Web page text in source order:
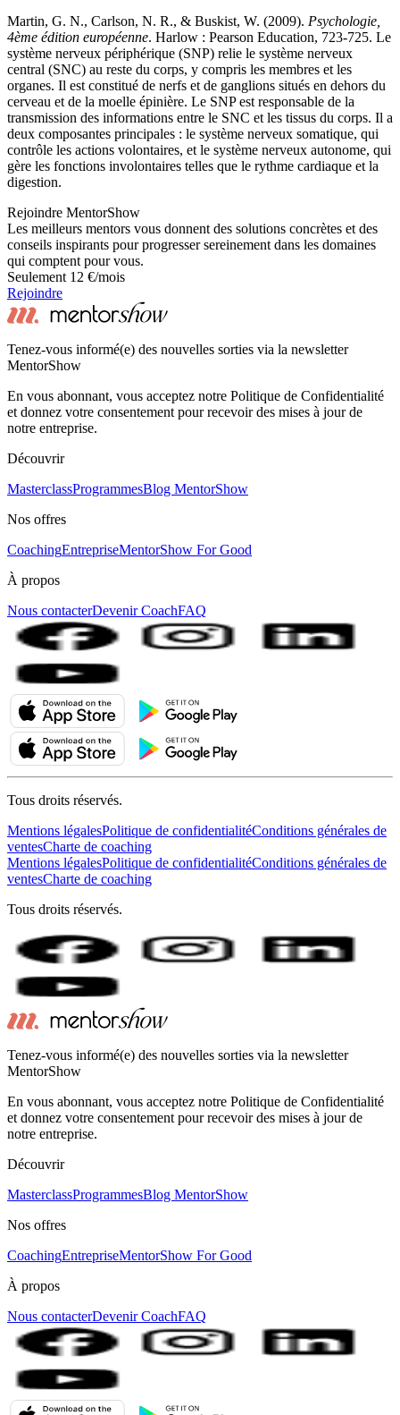
Martin, G. N., Carlson, N. R., & Buskist, W. (2009). Psychologie,
4ème édition européenne. Harlow : Pearson Education, 723-725. Le
système nerveux périphérique (SNP) relie le système nerveux
central (SNC) au reste du corps, y compris les membres et les
organes. Il est constitué de nerfs et de ganglions situés en dehors du
cerveau et de la moelle épinière. Le SNP est responsable de la
transmission des informations entre le SNC et les tissus du corps. Il a
deux composantes principales : le système nerveux somatique, qui
contrôle les actions volontaires, et le système nerveux autonome, qui
gère les fonctions involontaires telles que le rythme cardiaque et la
digestion.
Rejoindre MentorShow
Les meilleurs mentors vous donnent des solutions concrètes et des
conseils inspirants pour progresser sereinement dans les domaines
qui comptent pour vous.
Seulement 12 €/mois
Rejoindre
Tenez-vous informé(e) des nouvelles sorties via la newsletter
MentorShow
En vous abonnant, vous acceptez notre Politique de Confidentialité
et donnez votre consentement pour recevoir des mises à jour de
notre entreprise.
Découvrir
MasterclassProgrammesBlog MentorShow
Nos offres
CoachingEntrepriseMentorShow For Good
À propos
Nous contacterDevenir CoachFAQ
Tous droits réservés.
Mentions légalesPolitique de confidentialitéConditions générales de
ventesCharte de coaching
Mentions légalesPolitique de confidentialitéConditions générales de
ventesCharte de coaching
Tous droits réservés.
Tenez-vous informé(e) des nouvelles sorties via la newsletter
MentorShow
En vous abonnant, vous acceptez notre Politique de Confidentialité
et donnez votre consentement pour recevoir des mises à jour de
notre entreprise.
Découvrir
MasterclassProgrammesBlog MentorShow
Nos offres
CoachingEntrepriseMentorShow For Good
À propos
Nous contacterDevenir CoachFAQ